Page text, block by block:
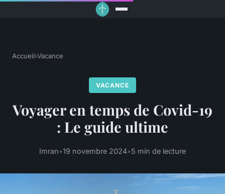
Accueil›Vacance
VACANCE
Voyager en temps de Covid-19
: Le guide ultime
Imran•19 novembre 2024•5 min de lecture